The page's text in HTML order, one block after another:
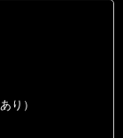
り）